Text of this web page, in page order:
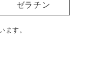
ゼラチン
ます。